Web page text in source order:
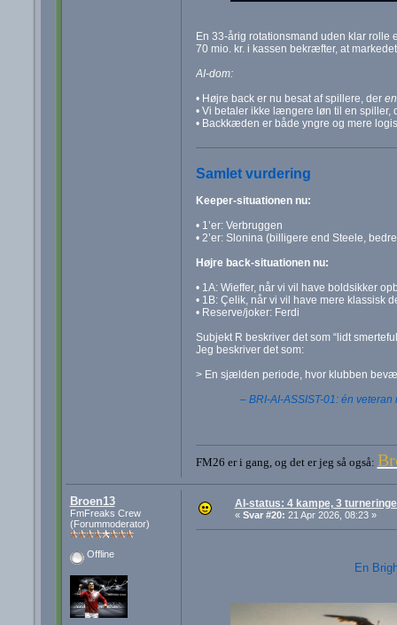
En 33‑årig rotationsmand uden klar rolle
70 mio. kr. i kassen bekræfter, at
AI-dom:
• Højre back er nu besat af spillere, der
• Vi betaler ikke længere løn til en spiller,
• Backkæden er både yngre og mere
Samlet vurdering
Keeper-situationen nu:
• 1’er: Verbruggen
• 2’er: Slonina (billigere end Steele,
Højre back-situationen nu:
• 1A: Wieffer, når vi vil have boldsikker
• 1B: Çelik, når vi vil have mere klassisk
• Reserve/joker: Ferdi
Subjekt R beskriver det som “lidt
Jeg beskriver det som:
> En sjælden periode, hvor klubben
– BRI-AI-ASSIST-01: én
FM26 er i gang, og det er jeg så også:
Broen13
FmFreaks Crew
(Forummoderator)
Offline
AI-status: 4 kampe, 3
« Svar #20: 21 Apr 2026, 08:23 »
En